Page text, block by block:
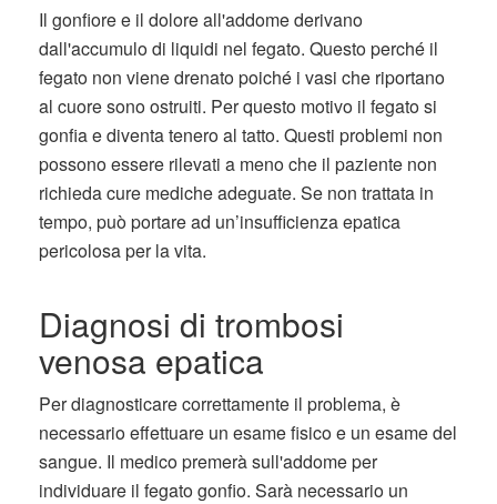
Il gonfiore e il dolore all'addome derivano
dall'accumulo di liquidi nel fegato. Questo perché il
fegato non viene drenato poiché i vasi che riportano
al cuore sono ostruiti. Per questo motivo il fegato si
gonfia e diventa tenero al tatto. Questi problemi non
possono essere rilevati a meno che il paziente non
richieda cure mediche adeguate. Se non trattata in
tempo, può portare ad un’insufficienza epatica
pericolosa per la vita.
Diagnosi di trombosi
venosa epatica
Per diagnosticare correttamente il problema, è
necessario effettuare un esame fisico e un esame del
sangue. Il medico premerà sull'addome per
individuare il fegato gonfio. Sarà necessario un